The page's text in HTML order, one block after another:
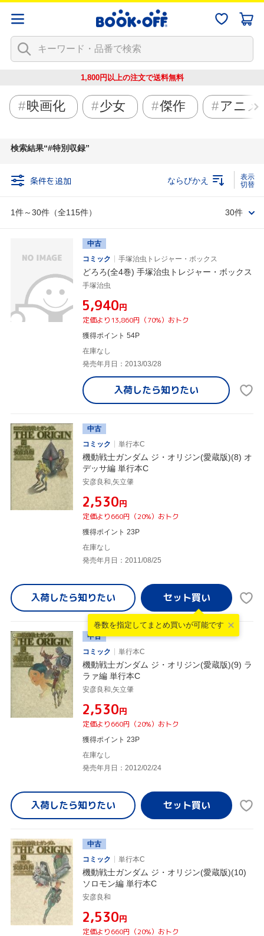
1,800円以上の注文で送料無料
映画化 少女 傑作 アニメ
検索結果 #特別収録
条件を追加
1件～30件（全115件）
ならびかえ
30件
中古
コミック
手塚治虫トレジャー・ボックス
どろろ(全4巻) 手塚治虫トレジャー・ボックス
手塚治虫
¥5,940円
定価より13,860円（70%）おトク
獲得ポイント 54P
在庫なし
発売年月日：2013/03/28
入荷したら知りたい
中古
コミック
単行本C
機動戦士ガンダム ジ・オリジン(愛蔵版)(8) オ
デッサ編 単行本C
安彦良和,矢立肇
¥2,530円
定価より660円（20%）おトク
獲得ポイント 23P
在庫なし
発売年月日：2011/08/25
入荷したら知りたい
巻数を指定して まとめ買いが可能です
中古
コミック
単行本C
機動戦士ガンダム ジ・オリジン(愛蔵版)(9) ラ
ラァ編 単行本C
安彦良和,矢立肇
¥2,530円
定価より660円（20%）おトク
獲得ポイント 23P
在庫なし
発売年月日：2012/02/24
入荷したら知りたい
中古
コミック
単行本C
機動戦士ガンダム ジ・オリジン(愛蔵版)(10)
ソロモン編 単行本C
安彦良和
¥2,530円
定価より660円（20%）おトク